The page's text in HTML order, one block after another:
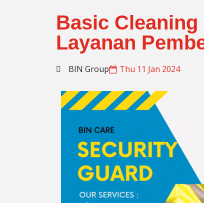
Basic
Layanan
BIN Group Thu 11 Jan 2024